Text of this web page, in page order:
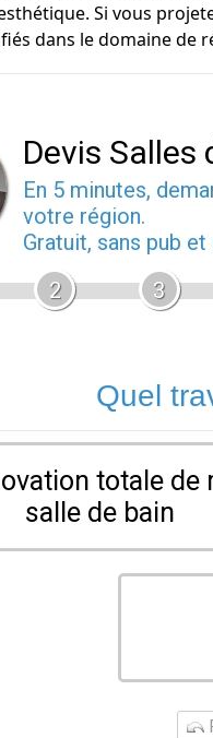
Si vous
dans le domaine de
Devis Salles
En 5 minutes,
votre région.
Gratuit, sans pub
2 3
Quel
totale de
salle de bain